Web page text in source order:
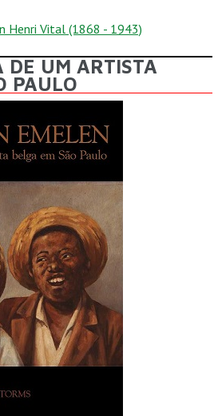
Henri Vital (1868 - 1943)
DE UM ARTISTA
PAULO